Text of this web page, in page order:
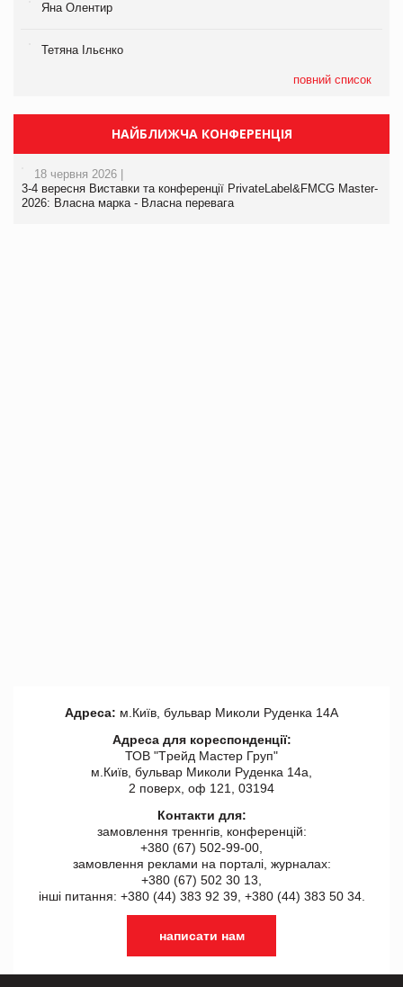
Яна Олентир
Тетяна Ільєнко
повний список
НАЙБЛИЖЧА КОНФЕРЕНЦІЯ
18 червня 2026 |
3-4 вересня Виставки та конференції PrivateLabel&FMCG Master-
2026: Власна марка - Власна перевага
Адреса: м.Київ, бульвар Миколи Руденка 14А
Адреса для кореспонденції:
ТОВ "Tрейд Мастер Груп"
м.Київ, бульвар Миколи Руденка 14а,
2 поверх, оф 121, 03194
Контакти для:
замовлення треннгів, конференцій:
+380 (67) 502-99-00,
замовлення реклами на порталі, журналах:
+380 (67) 502 30 13,
інші питання: +380 (44) 383 92 39, +380 (44) 383 50 34.
написати нам